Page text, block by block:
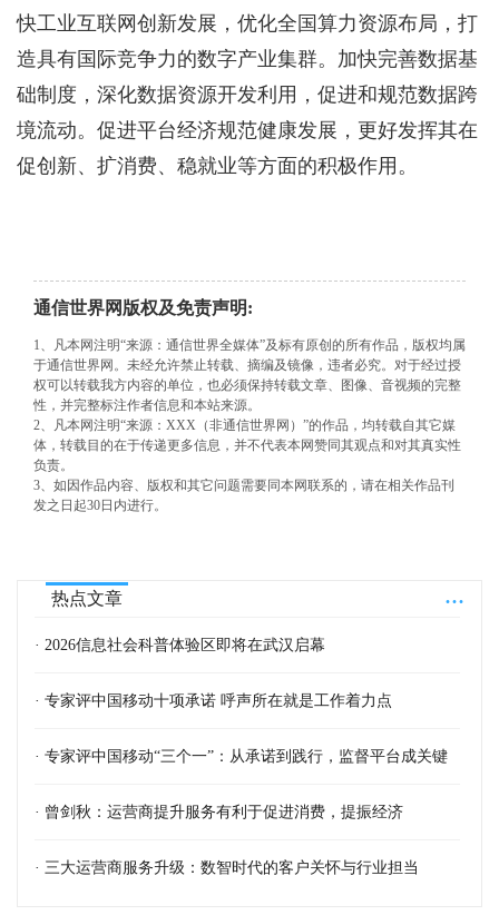
快工业互联网创新发展，优化全国算力资源布局，打
造具有国际竞争力的数字产业集群。加快完善数据基
础制度，深化数据资源开发利用，促进和规范数据跨
境流动。促进平台经济规范健康发展，更好发挥其在
促创新、扩消费、稳就业等方面的积极作用。
通信世界网版权及免责声明:
1、凡本网注明“来源：通信世界全媒体”及标有原创的所有作品，版权均属
于通信世界网。未经允许禁止转载、摘编及镜像，违者必究。对于经过授
权可以转载我方内容的单位，也必须保持转载文章、图像、音视频的完整
性，并完整标注作者信息和本站来源。
2、凡本网注明“来源：XXX（非通信世界网）”的作品，均转载自其它媒
体，转载目的在于传递更多信息，并不代表本网赞同其观点和对其真实性
负责。
3、如因作品内容、版权和其它问题需要同本网联系的，请在相关作品刊
发之日起30日内进行。
...
热点文章
· 2026信息社会科普体验区即将在武汉启幕
· 专家评中国移动十项承诺 呼声所在就是工作着力点
· 专家评中国移动“三个一”：从承诺到践行，监督平台成关键
· 曾剑秋：运营商提升服务有利于促进消费，提振经济
· 三大运营商服务升级：数智时代的客户关怀与行业担当